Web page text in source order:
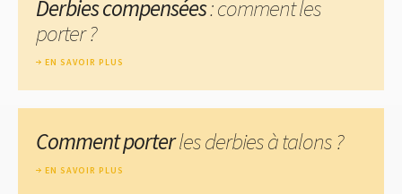
Derbies compensées: comment les
porter ?
EN SAVOIR PLUS
Comment porterles derbies à talons ?
EN SAVOIR PLUS